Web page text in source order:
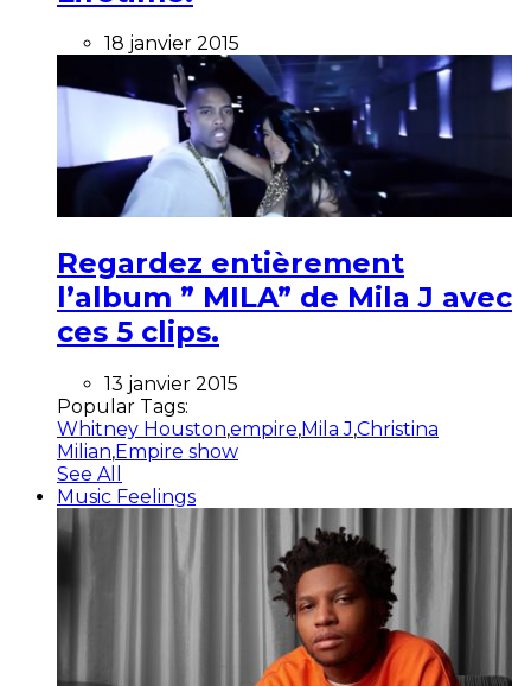
18 janvier 2015
Regardez entièrement
l’album ” MILA” de Mila J avec
ces 5 clips.
13 janvier 2015
Popular Tags:
Whitney Houston,empire,Mila J,Christina
Milian,Empire show
See All
Music Feelings